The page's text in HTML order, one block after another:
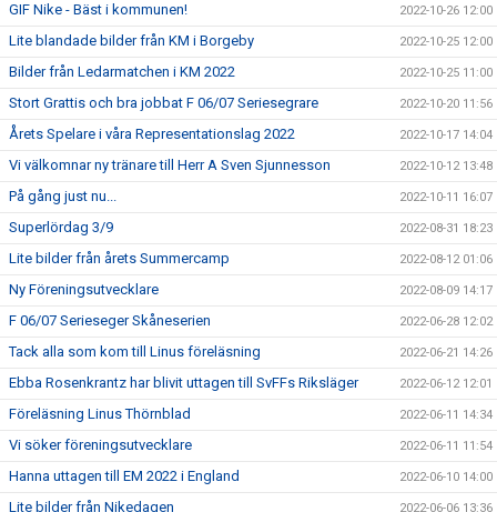
GIF Nike - Bäst i kommunen! 2022-10-26 12:00
Lite blandade bilder från KM i Borgeby 2022-10-25 12:00
Bilder från Ledarmatchen i KM 2022 2022-10-25 11:00
Stort Grattis och bra jobbat F 06/07 Seriesegrare 2022-10-20 11:56
Årets Spelare i våra Representationslag 2022 2022-10-17 14:04
Vi välkomnar ny tränare till Herr A Sven Sjunnesson 2022-10-12 13:48
På gång just nu... 2022-10-11 16:07
Superlördag 3/9 2022-08-31 18:23
Lite bilder från årets Summercamp 2022-08-12 01:06
Ny Föreningsutvecklare 2022-08-09 14:17
F 06/07 Serieseger Skåneserien 2022-06-28 12:02
Tack alla som kom till Linus föreläsning 2022-06-21 14:26
Ebba Rosenkrantz har blivit uttagen till SvFFs Riksläger 2022-06-12 12:01
Föreläsning Linus Thörnblad 2022-06-11 14:34
Vi söker föreningsutvecklare 2022-06-11 11:54
Hanna uttagen till EM 2022 i England 2022-06-10 14:00
Lite bilder från Nikedagen 2022-06-06 13:36